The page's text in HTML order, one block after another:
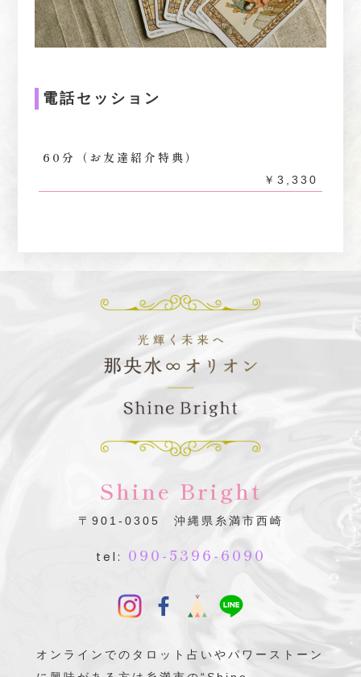
電話セッション
60分（お友達紹介特典）
￥3,330
Shine Bright
〒901-0305 沖縄県糸満市西崎
tel: 090-5396-6090
オンラインでのタロット占いやパワーストーン